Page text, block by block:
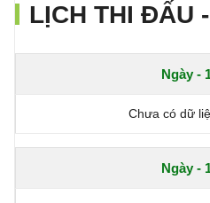
LỊCH THI ĐẤU
Ngày -
Chưa có dữ
Ngày -